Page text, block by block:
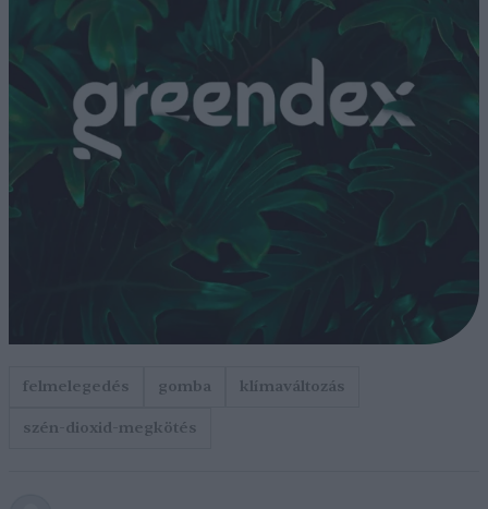
felmelegedés gomba
klímaváltozás
szén-dioxid-megkötés